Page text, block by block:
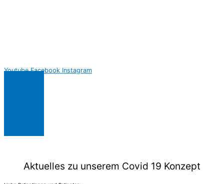
Youtube Facebook Instagram
Aktuelles zu unserem Covid 19 Konzept